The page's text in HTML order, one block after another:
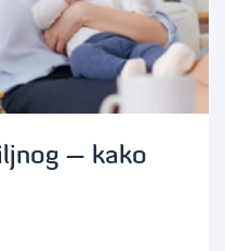
– kako